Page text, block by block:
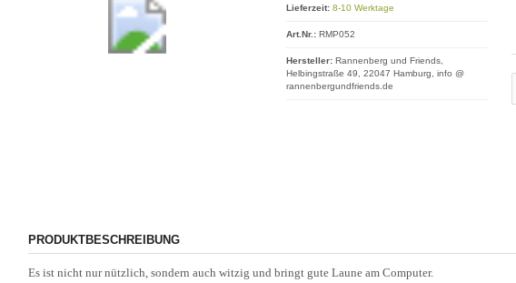
Lieferzeit: 8-10 Werktage
Art.Nr.: RMP052
Hersteller: Rannenberg und Friends,
Helbingstraße 49, 22047 Hamburg, info @
rannenbergundfriends.de
PRODUKTBESCHREIBUNG
Es ist nicht nur nützlich, sondern auch witzig und bringt gute Laune am Computer.